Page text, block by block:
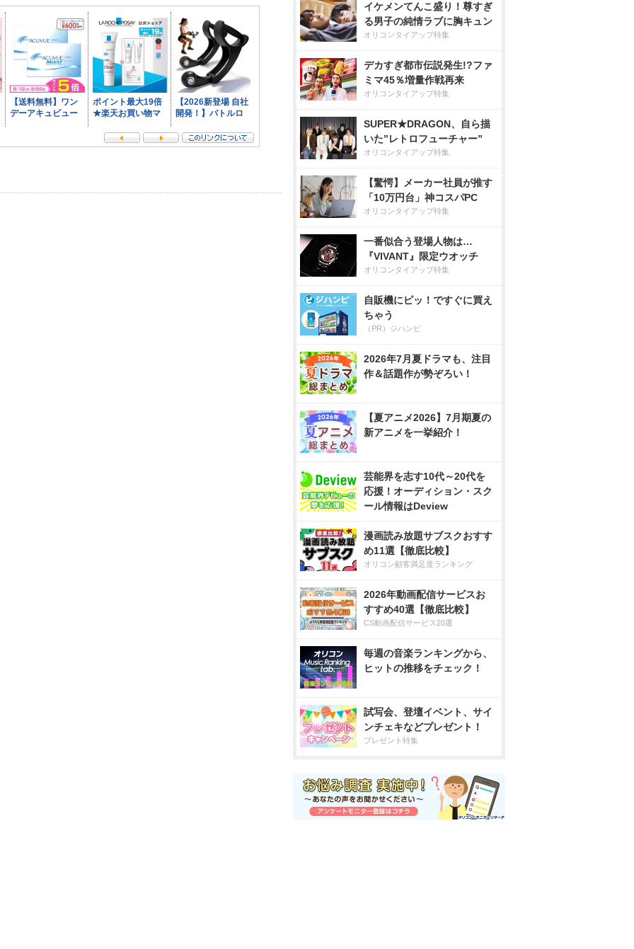
イケメンてんこ盛り！尊すぎ
る男子の純情ラブに胸キュン
オリコンタイアップ特集
デカすぎ都市伝説発生!?ファ
ミマ45％増量作戦再来
オリコンタイアップ特集
SUPER★DRAGON、自ら描
いた”レトロフューチャー”
オリコンタイアップ特集
【驚愕】メーカー社員が推す
「10万円台」神コスパPC
オリコンタイアップ特集
一番似合う登場人物は…
『VIVANT』限定ウオッチ
オリコンタイアップ特集
自販機にピッ！ですぐに買え
ちゃう
（PR）ジハンピ
2026年7月夏ドラマも、注目
作＆話題作が勢ぞろい！
【夏アニメ2026】7月期夏の
新アニメを一挙紹介！
芸能界を志す10代～20代を
応援！オーディション・スク
ール情報はDeview
漫画読み放題サブスクおすす
め11選【徹底比較】
オリコン顧客満足度ランキング
2026年動画配信サービスお
すすめ40選【徹底比較】
CS動画配信サービス20選
毎週の音楽ランキングから、
ヒットの推移をチェック！
試写会、登壇イベント、サイ
ンチェキなどプレゼント！
プレゼント特集